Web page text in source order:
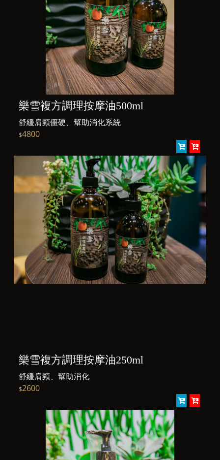
樂雪複方調理按摩油500ml
舒緩肩頸僵硬、幫助消化系統
$4800
樂雪複方調理按摩油250ml
舒緩肩頸、幫助消化
$2600